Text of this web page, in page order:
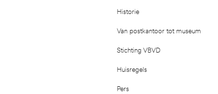
Historie
Van postkantoor tot museum
Stichting VBVD
Huisregels
Pers